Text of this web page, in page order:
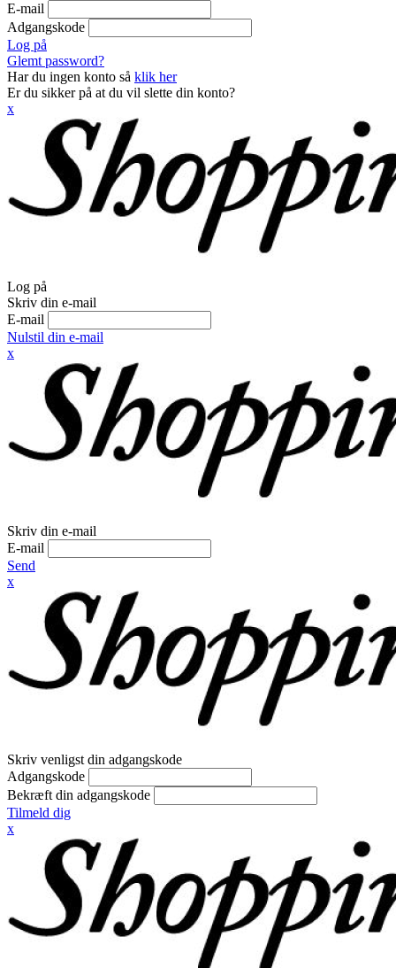
E-mail
Adgangskode
Log på
Glemt password?
Har du ingen konto så klik her
Er du sikker på at du vil slette din konto?
x
Log på
Skriv din e-mail
E-mail
Nulstil din e-mail
x
Skriv din e-mail
E-mail
Send
x
Skriv venligst din adgangskode
Adgangskode
Bekræft din adgangskode
Tilmeld dig
x